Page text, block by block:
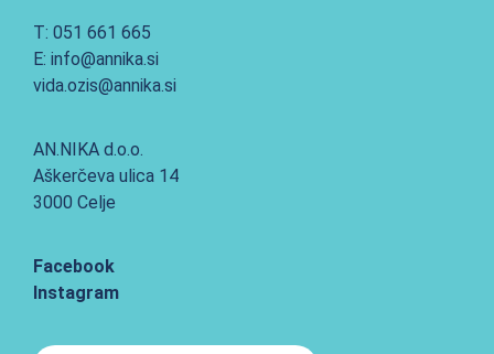
T: 051 661 665
E: info@annika.si
vida.ozis@annika.si
AN.NIKA d.o.o.
Aškerčeva ulica 14
3000 Celje
Facebook
Instagram